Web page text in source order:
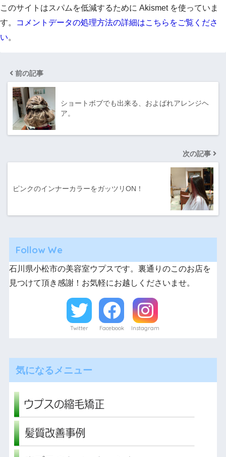
このサイトはスパムを低減するために Akismet を使っていま
す。
コメントデータの処理方法の詳細はこちらをご覧くださ
い。
前の記事
ショートボブでも出来る、およばれアレンジヘ
ア。
次の記事
ピンクのインナーカラーをガッツリON！
Follow We
石川県小松市の美容室ウプスです。裏通りのこのお店を
見つけて頂き感謝！お気軽にお越しくださいませ。
Twitter Facebook Instagram
気になるメニュー